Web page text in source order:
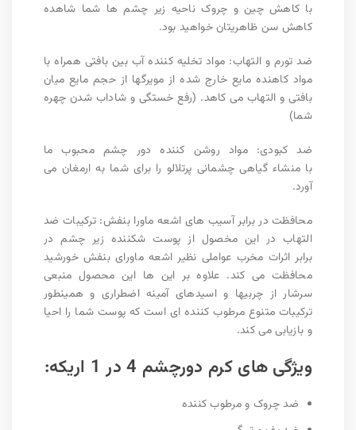
با کاهش چین و چروک ناحیه زیر چشم ها شما شاهده
کاهش سن ظاهریتان خواهید بود.
ضد تورم و التهاب: مواد تخلیه کننده آب بین بافتی همراه با
مواد کاهنده مایع خارج شده از مویرگها از حجم مایع میان
بافتی و التهاب می کاهد. (رفع خستگی و شاداب شدن چهره
شما)
ضد کبودی: مواد روشن کننده دور چشم محبوب ما
با منشاء گیاهی چشمانی پرتلالو را برای شما به ارمغان می
آورد.
محافظت در برابر آسیب های اشعه ماورا بنفش: ترکیبات ضد
التهاب در این مخصول از پوست شکننده زیر چشم در
برابر اثرات مخرب عواملی نظیر اشعه ماورای بنفش خورشید
محافظت می کند. علاوه بر این ها این محصول منبعی
سرشار از چربیها و اسیدهای آمینه اضطراری و همینطور
ترکیبات متنوع مرطوب کننده ای است که پوست شما را احیا
و بازیابی می کند.
ویژگی های کرم دورچشم 4 در 1 اریکه:
ضد چروک و مرطوب کننده